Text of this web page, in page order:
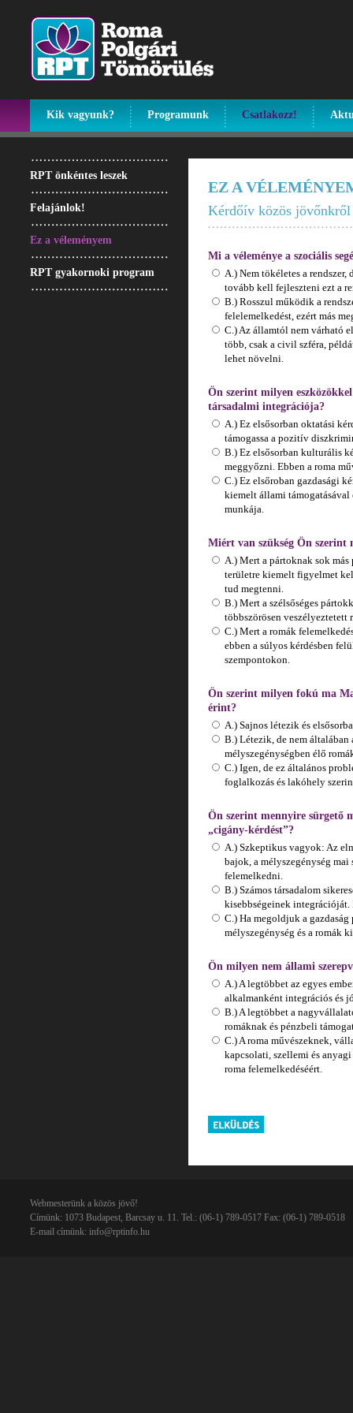
Kik vagyunk? Programunk Csatlakozz!
RPT önkéntes leszek
Felajánlok!
Ez a véleményem
RPT gyakornoki program
EZ A
Kérdőív közös jövőnkről
Mi a véleménye a szociális
A.) Nem tökéletes a
tovább kell fejleszteni ezt a
B.) Rosszul működik a
felelemelkedést, ezért más
C.) Az államtól nem várható
több, csak a civil szféra,
lehet növelni.
Ön szerint milyen
társadalmi integrációja?
A.) Ez elsősorban oktatási
támogassa a pozitív
B.) Ez elsősorban kulturális
meggyőzni. Ebben a roma
C.) Ez elsőroban gazdasági
kiemelt állami
munkája.
Miért van szükség Ön szerint
A.) Mert a pártoknak sok
területre kiemelt figyelmet
tud megtenni.
B.) Mert a szélsőséges
többszörösen veszélyeztetett
C.) Mert a romák
ebben a súlyos kérdésben
szempontokon.
Ön szerint milyen fokú ma
érint?
A.) Sajnos létezik és
B.) Létezik, de nem általában
mélyszegénységben élő
C.) Igen, de ez általános
foglalkozás és lakóhely
Ön szerint mennyire sürgető
„cigány-kérdést”?
A.) Szkeptikus vagyok: Az
bajok, a mélyszegénység
felemelkedni.
B.) Számos társadalom
kisebbségeinek
C.) Ha megoldjuk a
mélyszegénység és a romák
Ön milyen nem állami
A.) A legtöbbet az egyes
alkalmanként integrációs és
B.) A legtöbbet a
romáknak és pénzbeli
C.) A roma művészeknek,
kapcsolati, szellemi és
roma felemelkedéséért.
Webmesterünk a közös jövő!
Címünk: 1073 Budapest, Barcsay u. 11. Tel.: (06-1) 789-0517 Fax: (06-1) 789-0518
E-mail címünk: info@rptinfo.hu